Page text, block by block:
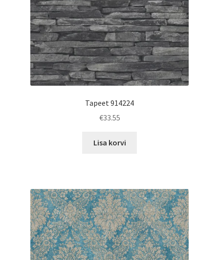
Tapeet 914224
€33.55
Lisa korvi